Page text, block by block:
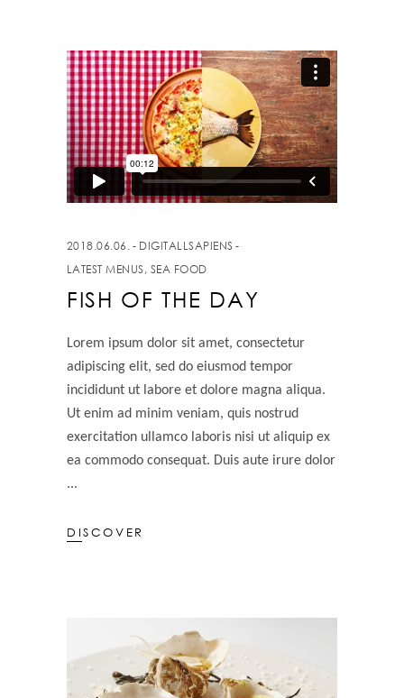
2018.06.06.
DIGITALLSAPIENS
LATEST MENUS, SEA FOOD
FISH OF THE DAY
Lorem ipsum dolor sit amet, consectetur
adipiscing elit, sed do eiusmod tempor
incididunt ut labore et dolore magna aliqua.
Ut enim ad minim veniam, quis nostrud
exercitation ullamco laboris nisi ut aliquip ex
ea commodo consequat. Duis aute irure dolor
DISCOVER